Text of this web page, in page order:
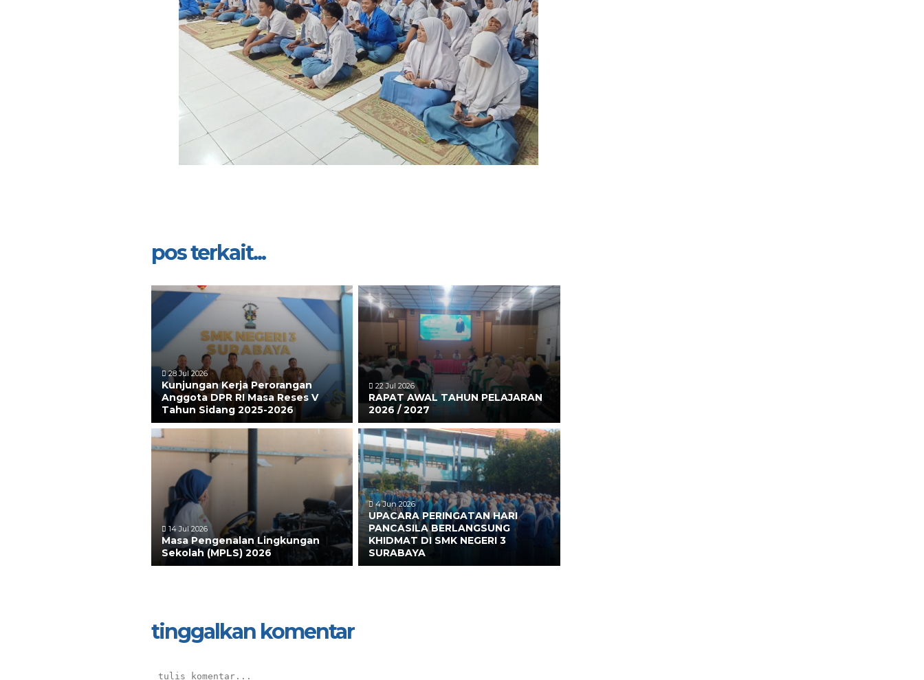
pos terkait...
28 Jul 2026
Kunjungan Kerja Perorangan
Anggota DPR RI Masa Reses V
Tahun Sidang 2025-2026
22 Jul 2026
RAPAT AWAL TAHUN PELAJARAN
2026 / 2027
14 Jul 2026
Masa Pengenalan Lingkungan
Sekolah (MPLS) 2026
4 Jun 2026
UPACARA PERINGATAN HARI
PANCASILA BERLANGSUNG
KHIDMAT DI SMK NEGERI 3
SURABAYA
tinggalkan komentar